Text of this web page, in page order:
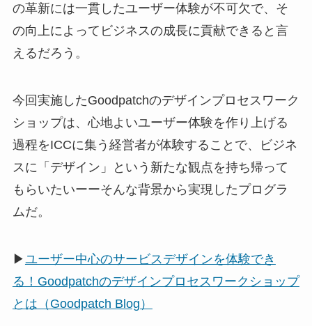
の革新には一貫したユーザー体験が不可欠で、そ
の向上によってビジネスの成長に貢献できると言
えるだろう。
今回実施したGoodpatchのデザインプロセスワーク
ショップは、心地よいユーザー体験を作り上げる
過程をICCに集う経営者が体験することで、ビジネ
スに「デザイン」という新たな観点を持ち帰って
もらいたいーーそんな背景から実現したプログラ
ムだ。
▶ユーザー中心のサービスデザインを体験でき
る！Goodpatchのデザインプロセスワークショップ
とは（Goodpatch Blog）